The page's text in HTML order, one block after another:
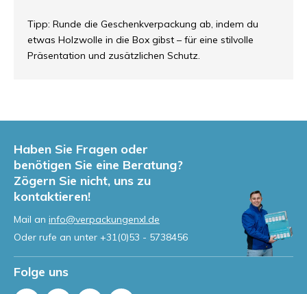
Tipp: Runde die Geschenkverpackung ab, indem du
etwas Holzwolle in die Box gibst – für eine stilvolle
Präsentation und zusätzlichen Schutz.
Haben Sie Fragen oder
benötigen Sie eine Beratung?
Zögern Sie nicht, uns zu
kontaktieren!
Mail an info@verpackungenxl.de
Oder rufe an unter +31(0)53 - 5738456
Folge uns